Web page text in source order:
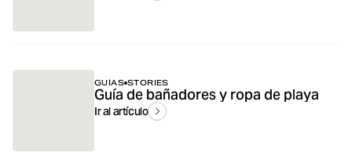
GUÍAS STORIES
Guía de bañadores y ropa de playa
Ir al artículo